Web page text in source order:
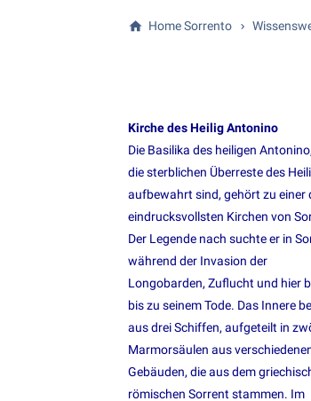
Home Sorrento
Kirche des Heilig Antonino
Die Basilika des heiligen
die sterblichen Überreste des
aufbewahrt sind, gehört zu einer
eindrucksvollsten Kirchen von
Der Legende nach suchte er in
während der Invasion der
Longobarden, Zuflucht und hier
bis zu seinem Tode. Das Innere
aus drei Schiffen, aufgeteilt in
Marmorsäulen aus
Gebäuden, die aus dem
römischen Sorrent stammen. Im